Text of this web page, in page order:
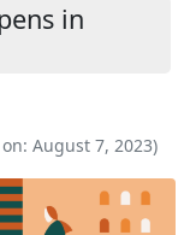
in
August 7, 2023)